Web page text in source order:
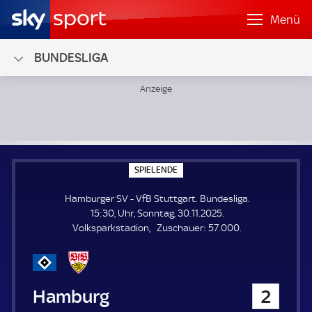
Menü
BUNDESLIGA
SPIELENDE
P
E
L
E
N
Hamburger SV - VfB Stuttgart. Bundesliga.
15:30, Uhr, Sonntag, 30.11.2025.
Volksparkstadion
Zuschauer: Z
57.000.
Hamburger SV 2